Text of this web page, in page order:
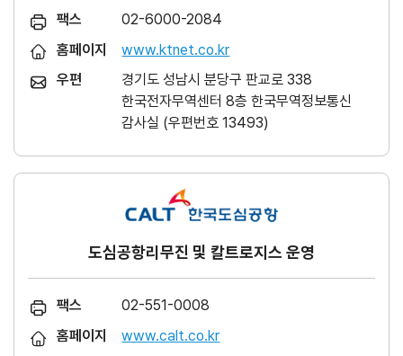
팩스
02-6000-2084
홈페이지
www.ktnet.co.kr
우편
경기도 성남시 분당구 판교로 338
한국전자무역센터 8층 한국무역정보통신
감사실 (우편번호 13493)
도심공항리무진 및 칼트로지스 운영
팩스
02-551-0008
홈페이지
www.calt.co.kr